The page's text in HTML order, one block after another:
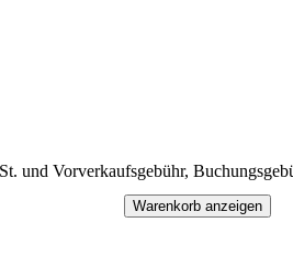
und Vorverkaufsgebühr,
Warenkorb anzeigen